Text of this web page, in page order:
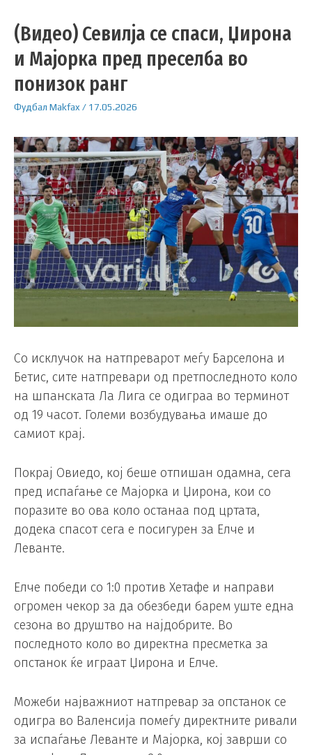
(Видео) Севилја се спаси, Џирона
и Мајорка пред преселба во
понизок ранг
Фудбал Makfax / 17.05.2026
Со исклучок на натпреварот меѓу Барселона и
Бетис, сите натпревари од претпоследното коло
на шпанската Ла Лига се одиграа во терминот
од 19 часот. Големи возбудувања имаше до
самиот крај.
Покрај Овиедо, кој беше отпишан одамна, сега
пред испаѓање се Мајорка и Џирона, кои со
поразите во ова коло останаа под цртата,
додека спасот сега е посигурен за Елче и
Леванте.
Елче победи со 1:0 против Хетафе и направи
огромен чекор за да обезбеди барем уште една
сезона во друштво на најдобрите. Во
последното коло во директна пресметка за
опстанок ќе играат Џирона и Елче.
Можеби најважниот натпревар за опстанок се
одигра во Валенсија помеѓу директните ривали
за испаѓање Леванте и Мајорка, кој заврши со